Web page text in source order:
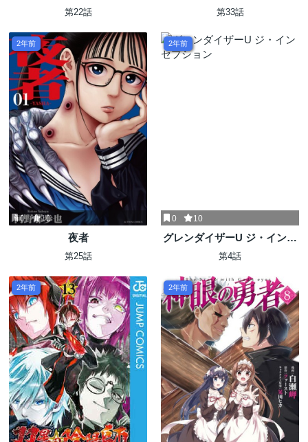
第22話
少女と血のサカズキ
第33話
2年前
0 10
夜者
第25話
2年前
0 10
グレンダイザーU ジ・インセ
プション
第4話
2年前 2年前